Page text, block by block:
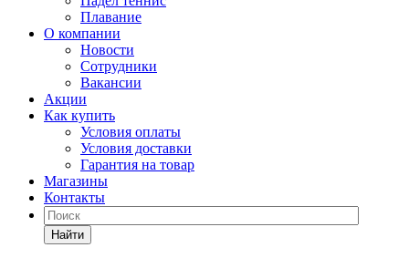
Плавание
О компании
Новости
Сотрудники
Вакансии
Акции
Как купить
Условия оплаты
Условия доставки
Гарантия на товар
Магазины
Контакты
Найти